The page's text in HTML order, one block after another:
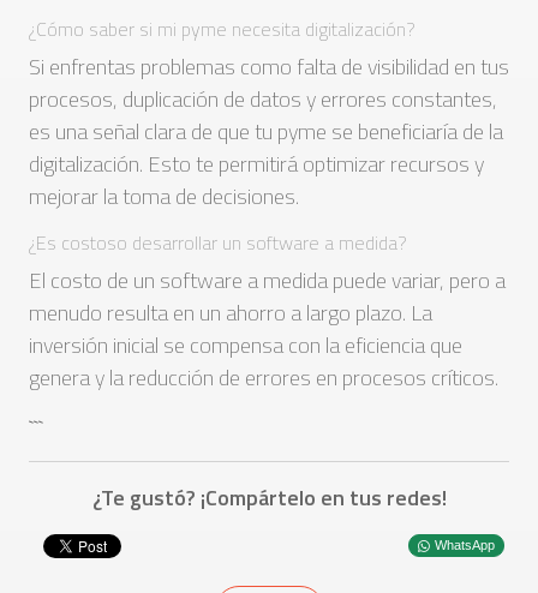
¿Cómo saber si mi pyme necesita digitalización?
Si enfrentas problemas como falta de visibilidad en tus
procesos, duplicación de datos y errores constantes,
es una señal clara de que tu pyme se beneficiaría de la
digitalización. Esto te permitirá optimizar recursos y
mejorar la toma de decisiones.
¿Es costoso desarrollar un software a medida?
El costo de un software a medida puede variar, pero a
menudo resulta en un ahorro a largo plazo. La
inversión inicial se compensa con la eficiencia que
genera y la reducción de errores en procesos críticos.
```
¿Te gustó? ¡Compártelo en tus redes!
WhatsApp